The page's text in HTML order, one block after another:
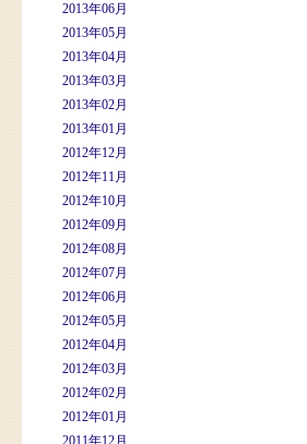
2013年06月
2013年05月
2013年04月
2013年03月
2013年02月
2013年01月
2012年12月
2012年11月
2012年10月
2012年09月
2012年08月
2012年07月
2012年06月
2012年05月
2012年04月
2012年03月
2012年02月
2012年01月
2011年12月